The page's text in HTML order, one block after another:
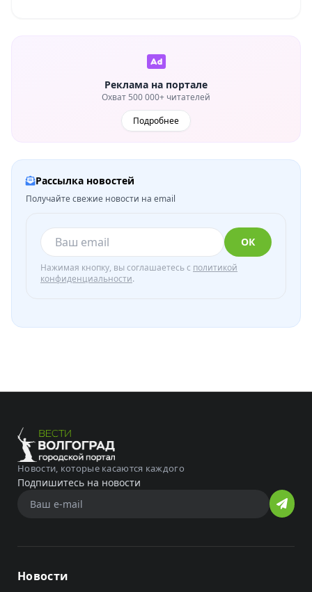
Реклама на портале
Охват 500 000+ читателей
Подробнее
Рассылка новостей
Получайте свежие новости на email
ОК
Нажимая кнопку, вы соглашаетесь с политикой
конфиденциальности.
Новости, которые касаются каждого
Подпишитесь на новости
Новости